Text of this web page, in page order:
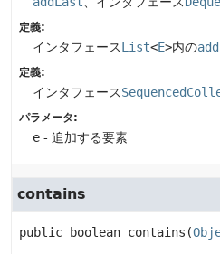
定義:
インタフェースList<E>内の
定義:
インタフェース
パラメータ:
e - 追加する要素
contains
public boolean contains (